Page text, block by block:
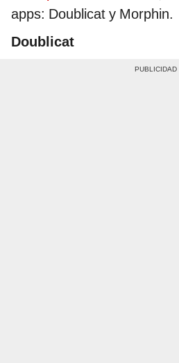
apps: Doublicat y Morphin.
Doublicat